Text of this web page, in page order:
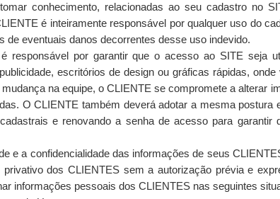
conhecimento, relacionadas ao seu cadastro no
é inteiramente responsável por qualquer uso do
eventuais danos decorrentes desse uso indevido.
responsável por garantir que o acesso ao SITE seja
escritórios de design ou gráficas rápidas,
na equipe, o CLIENTE se compromete a alterar
O CLIENTE também deverá adotar a mesma postura
e renovando a senha de acesso para garantir
e a confidencialidade das informações de seus
dos CLIENTES sem a autorização prévia e
informações pessoais dos CLIENTES nas seguintes